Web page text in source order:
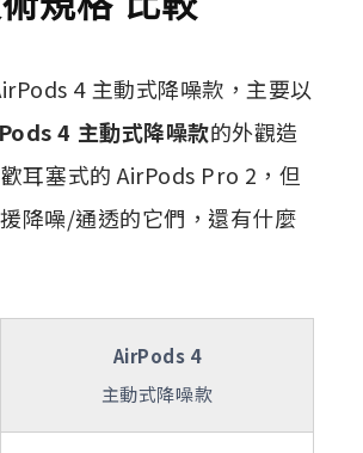
4 主動式降噪款，主要以
4 主動式降噪款的外觀造
耳塞式的 AirPods Pro 2，但
降噪/通透的它們，還有什麼
AirPods 4
主動式降噪款